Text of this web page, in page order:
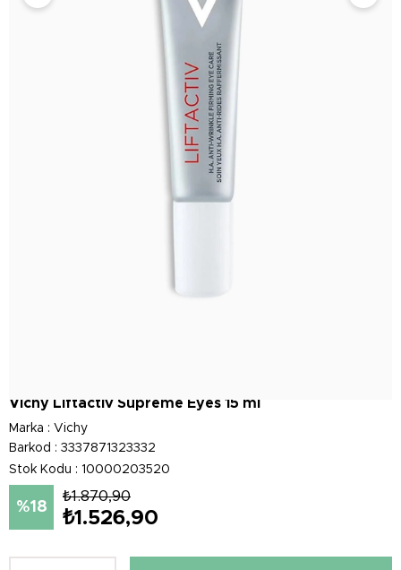
Vichy Liftactiv Supreme Eyes 15 ml
Marka : Vichy
Barkod : 3337871323332
Stok Kodu
10000203520
18
₺1.870,90
₺1.526,90